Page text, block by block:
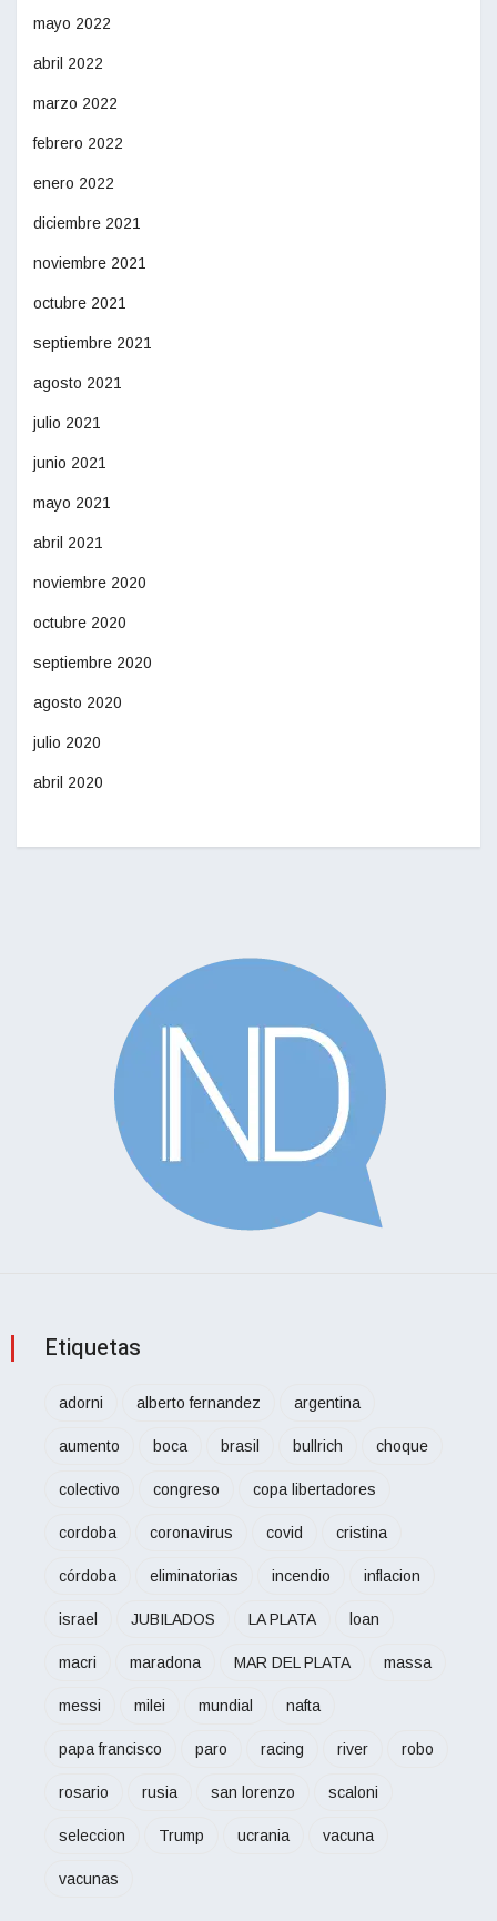
mayo 2022
abril 2022
marzo 2022
febrero 2022
enero 2022
diciembre 2021
noviembre 2021
octubre 2021
septiembre 2021
agosto 2021
julio 2021
junio 2021
mayo 2021
abril 2021
noviembre 2020
octubre 2020
septiembre 2020
agosto 2020
julio 2020
abril 2020
Etiquetas
adorni alberto fernandez argentina
aumento boca brasil bullrich choque
colectivo congreso copa libertadores
cordoba coronavirus covid cristina
córdoba eliminatorias incendio inflacion
israel JUBILADOS LA PLATA loan
macri maradona MAR DEL PLATA massa
messi milei mundial nafta
papa francisco paro racing river robo
rosario rusia san lorenzo scaloni
seleccion Trump ucrania vacuna
vacunas